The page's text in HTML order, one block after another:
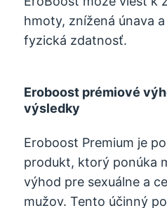
hmoty, znížená únava
fyzická zdatnosť.
Eroboost prémiové
výsledky
Eroboost Premium je
produkt, ktorý ponúka
výhod pre sexuálne a
mužov. Tento účinný